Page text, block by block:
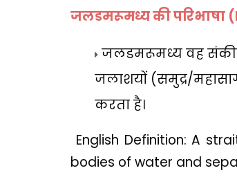
जलडमरूमध्य की परिभाषा (
जलडमरूमध्य वह
जलाशयों (समुद्र/
करता है।
English Definition: A
bodies of water and